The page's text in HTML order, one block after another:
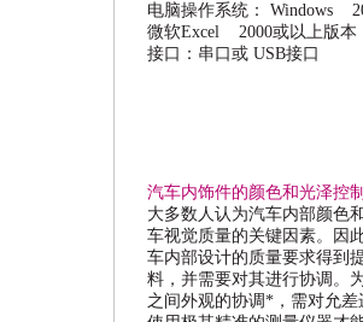
电脑操作系统： Windows
微软Excel 2000或以上版
接口：串口或 USB接口
汽车内饰件的颜色和光泽控
大多数人认为汽车内部颜色
车视觉质量的关键因素。因
车内部设计的质量要求得到
料，并需要对其进行协调。
之间外观的协调*，需对允